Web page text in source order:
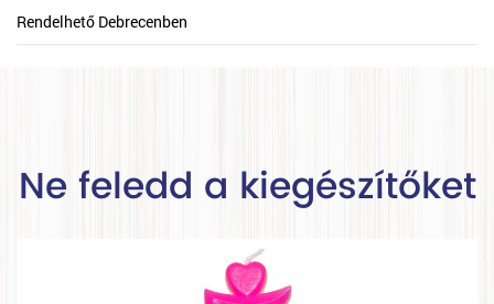
Rendelhető Debrecenben
Ne feledd a kiegészítőket